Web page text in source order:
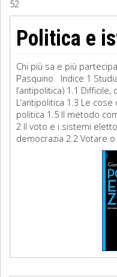
Filosofia
Storia
Matematica
Diritto
52
Politica e
Chi più sa e più
Pasquino Indice 1
l’antipolitica) 1.1
L’antipolitica 1.3 Le
politica 1.5 Il metodo
2 Il voto e i sistemi
democrazia 2.2 Votare o